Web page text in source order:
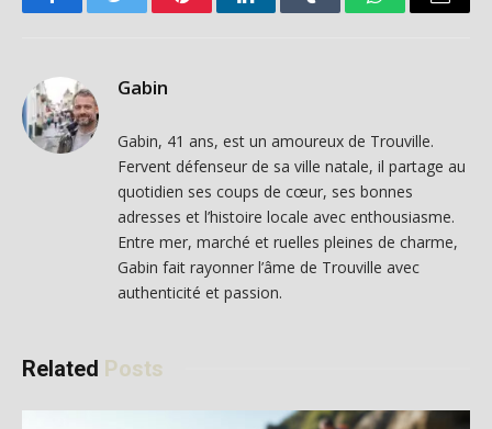
FacebookTwitter PinterestLinkedInTumblr WhatsAppEmail
Gabin
Gabin, 41 ans, est un amoureux de Trouville.
Fervent défenseur de sa ville natale, il partage au
quotidien ses coups de cœur, ses bonnes
adresses et l’histoire locale avec enthousiasme.
Entre mer, marché et ruelles pleines de charme,
Gabin fait rayonner l’âme de Trouville avec
authenticité et passion.
Related Posts